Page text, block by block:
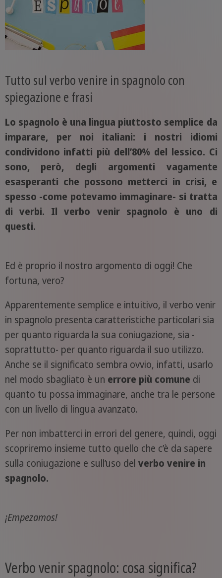
Tutto sul verbo venire in spagnolo con
spiegazione e frasi
Lo spagnolo è una lingua piuttosto semplice da
imparare, per noi italiani: i nostri idiomi
condividono infatti più dell’80% del lessico. Ci
sono, però, degli argomenti vagamente
esasperanti che possono metterci in crisi, e
spesso -come potevamo immaginare- si tratta
di verbi. Il verbo venir spagnolo è uno di
questi.
Ed è proprio il nostro argomento di oggi! Che
fortuna, vero?
Apparentemente semplice e intuitivo, il verbo venir
in spagnolo presenta caratteristiche particolari sia
per quanto riguarda la sua coniugazione, sia -
soprattutto- per quanto riguarda il suo utilizzo.
Anche se il significato sembra ovvio, infatti, usarlo
nel modo sbagliato è un errore più comune di
quanto tu possa immaginare, anche tra le persone
con un livello di lingua avanzato.
Per non imbatterci in errori del genere, quindi, oggi
scopriremo insieme tutto quello che c’è da sapere
sulla coniugazione e sull’uso del verbo venire in
spagnolo.
¡Empezamos!
Verbo venir spagnolo: cosa significa?